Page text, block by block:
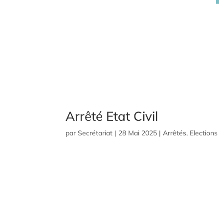
Arrêté Etat Civil
par Secrétariat | 28 Mai 2025 |Arrêtés,